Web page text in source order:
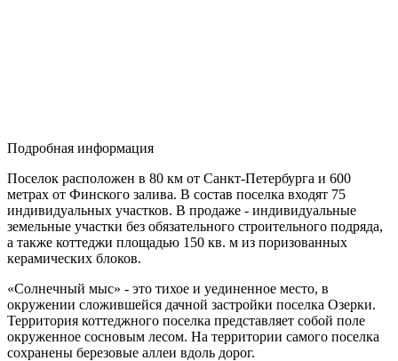
Подробная информация
Поселок расположен в 80 км от Санкт-Петербурга и 600
метрах от Финского залива. В состав поселка входят 75
индивидуальных участков. В продаже - индивидуальные
земельные участки без обязательного строительного подряда,
а также коттеджи площадью 150 кв. м из поризованных
керамических блоков.
«Солнечный мыс» - это тихое и уединенное место, в
окружении сложившейся дачной застройки поселка Озерки.
Территория коттеджного поселка представляет собой поле
окруженное сосновым лесом. На территории самого поселка
сохранены березовые аллеи вдоль дорог.